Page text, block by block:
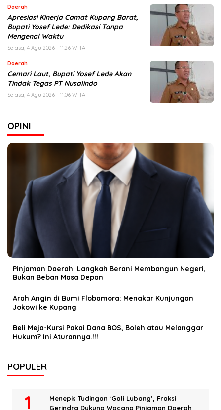
Daerah
Apresiasi Kinerja Camat Kupang Barat,
Bupati Yosef Lede: Dedikasi Tanpa
Mengenal Waktu
Selasa, 4 Agu 2026 - 11:26 WITA
Daerah
Cemari Laut, Bupati Yosef Lede Akan
Tindak Tegas PT Nusalindo
Selasa, 4 Agu 2026 - 11:06 WITA
OPINI
Pinjaman Daerah: Langkah Berani Membangun Negeri,
Bukan Beban Masa Depan
Arah Angin di Bumi Flobamora: Menakar Kunjungan
Jokowi ke Kupang
Beli Meja-Kursi Pakai Dana BOS, Boleh atau Melanggar
Hukum? Ini Aturannya.!!!
POPULER
Menepis Tudingan ‘Gali Lubang’, Fraksi
Gerindra Dukung Wacana Pinjaman Daerah